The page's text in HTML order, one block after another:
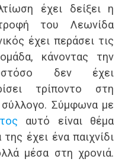
έχει δείξει η
του Λεωνίδα
έχει περάσει τις
κάνοντας την
δεν έχει
τρίποντο στη
Σύμφωνα με
αυτό είναι θέμα
έχει ένα παιχνίδι
μέσα στη χρονιά.